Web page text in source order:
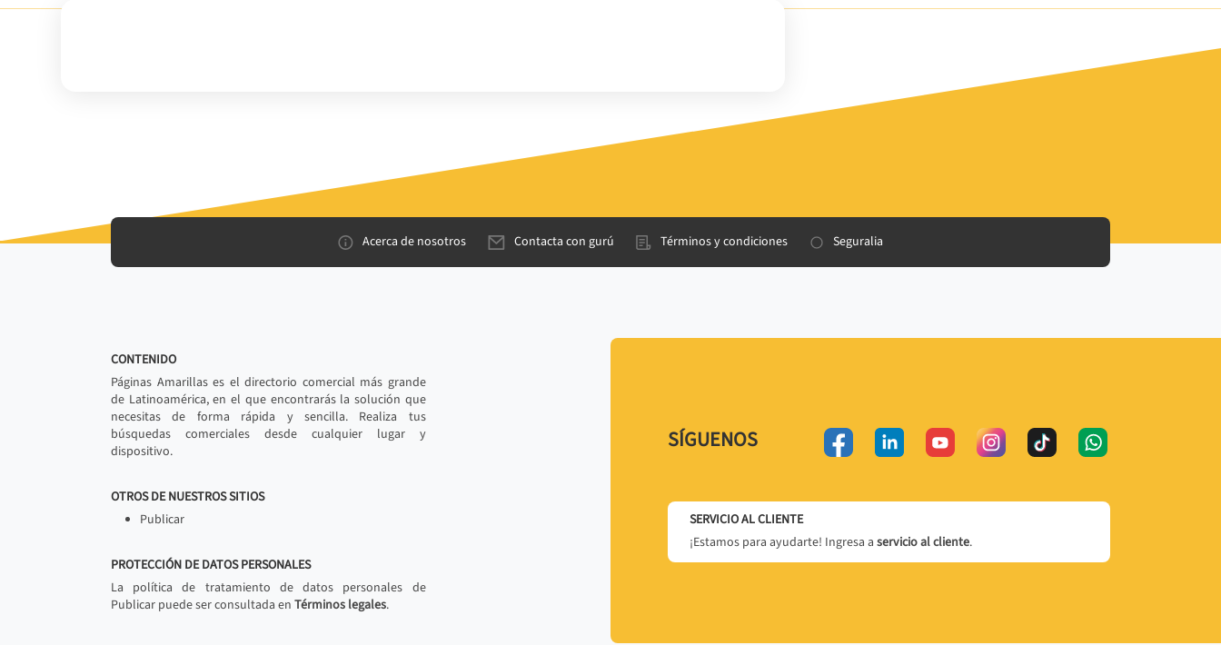
Acerca de nosotros Contacta con gurú Términos y condiciones Seguralia
CONTENIDO
Páginas Amarillas es el directorio comercial más grande
de Latinoamérica, en el que encontrarás la solución que
necesitas de forma rápida y sencilla. Realiza tus
búsquedas comerciales desde cualquier lugar y
dispositivo.
OTROS DE NUESTROS SITIOS
Publicar
PROTECCIÓN DE DATOS PERSONALES
La política de tratamiento de datos personales de
Publicar puede ser consultada en Términos legales.
SÍGUENOS
SERVICIO AL CLIENTE
¡Estamos para ayudarte! Ingresa a servicio al cliente.